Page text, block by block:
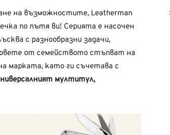
на възможностите, Leatherman
по пътя ви! Серията е насочен
с разнообразни задачи,
от семейството стъпват на
марката, като ги съчетава с
мултитул,